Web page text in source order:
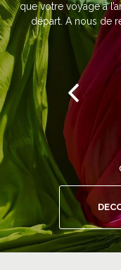
que votre voyage à
départ. A nous de